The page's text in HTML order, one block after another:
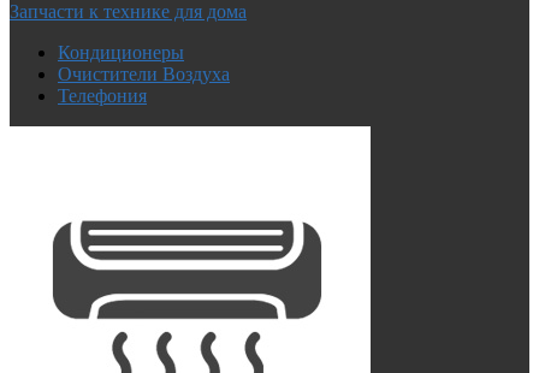
Запчасти к технике для дома
Кондиционеры
Очистители Воздуха
Телефония